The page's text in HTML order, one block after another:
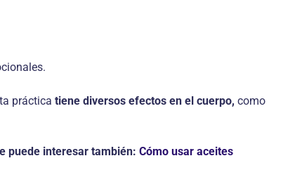
práctica tiene diversos efectos en el cuerpo, como
puede interesar también: Cómo usar aceites